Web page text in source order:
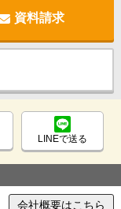
資料請求
LINEで送る
会社概要はこちら